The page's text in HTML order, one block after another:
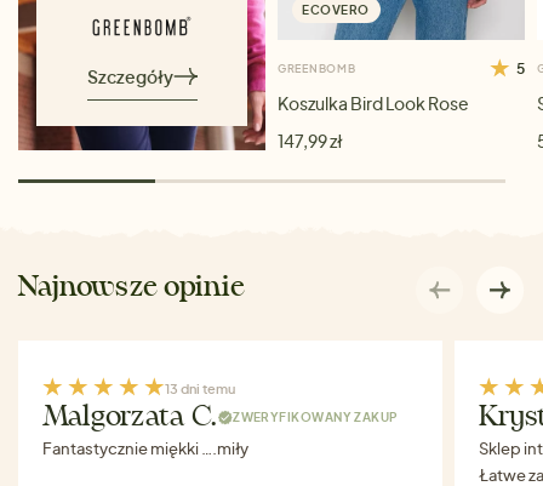
Szczegóły
ECOVERO
GREENBOMB 5
Koszulka Bird Look Rose
147,99 zł
Najnowsze opinie
13 dni temu
Malgorzata C. ZWERYFIKOWANY ZAKUP
Fantastycznie miękki ….miły
Sklep
Łatwe